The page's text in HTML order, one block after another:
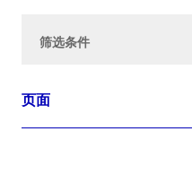
筛选条件
页面